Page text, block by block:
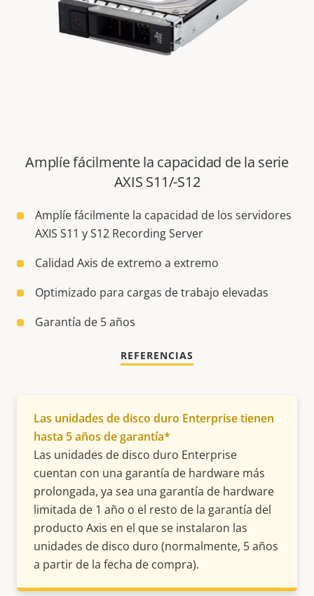
Amplíe fácilmente la capacidad de la serie
AXIS S11/-S12
Amplíe fácilmente la capacidad de los servidores
AXIS S11 y S12 Recording Server
Calidad Axis de extremo a extremo
Optimizado para cargas de trabajo elevadas
Garantía de 5 años
REFERENCIAS
Las unidades de disco duro Enterprise tienen
hasta 5 años de garantía*
Las unidades de disco duro Enterprise
cuentan con una garantía de hardware más
prolongada, ya sea una garantía de hardware
limitada de 1 año o el resto de la garantía del
producto Axis en el que se instalaron las
unidades de disco duro (normalmente, 5 años
a partir de la fecha de compra).